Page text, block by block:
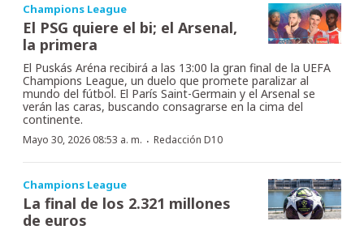
Champions League
El PSG quiere el bi; el Arsenal,
la primera
El Puskás Aréna recibirá a las 13:00 la gran final de la UEFA
Champions League, un duelo que promete paralizar al
mundo del fútbol. El París Saint-Germain y el Arsenal se
verán las caras, buscando consagrarse en la cima del
continente.
Mayo 30, 2026 08:53 a. m. · Redacción D10
Champions League
La final de los 2.321 millones
de euros